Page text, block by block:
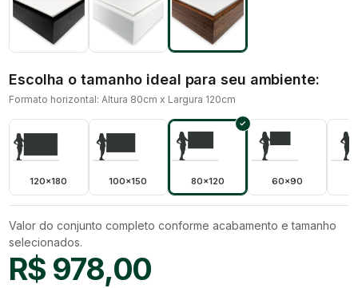
Escolha o tamanho ideal para seu ambiente:
Formato horizontal: Altura 80cm x Largura 120cm
120x180 100x150 80x120 60x90
Valor do conjunto completo conforme acabamento e tamanho
selecionados.
R$ 978,00